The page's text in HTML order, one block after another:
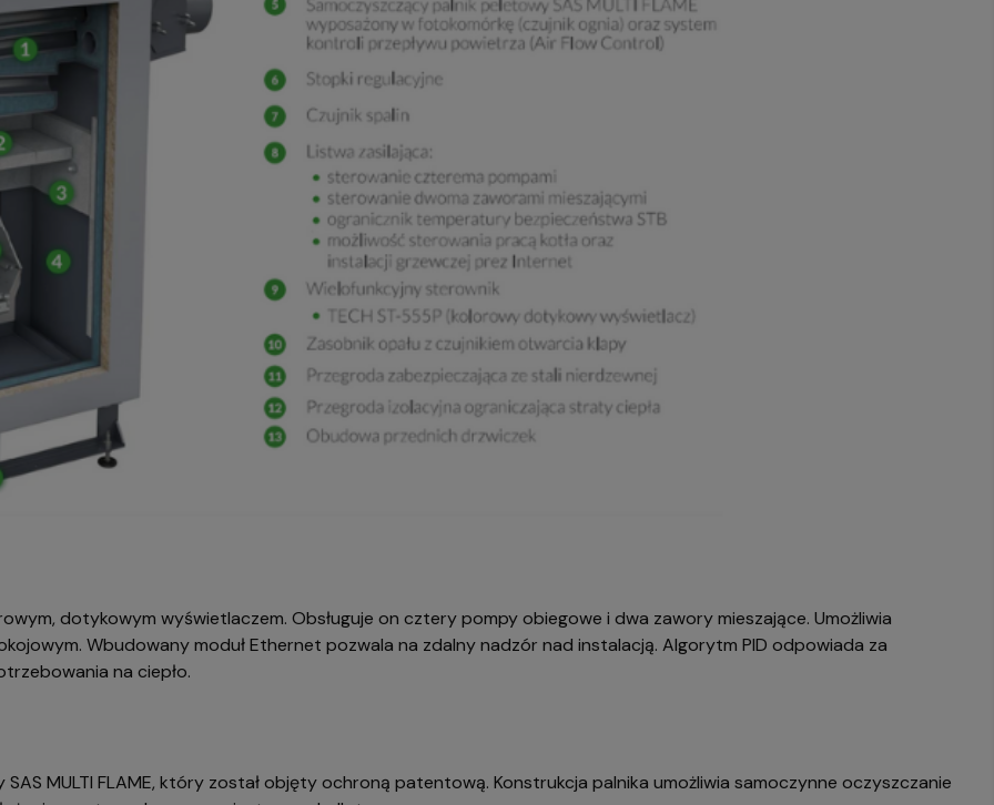
dotykowym wyświetlaczem. Obsługuje on cztery pompy obiegowe i dwa zawory mieszające. Umożliwia
Wbudowany moduł Ethernet pozwala na zdalny nadzór nad instalacją. Algorytm PID odpowiada za
na ciepło.
SAS MULTI FLAME, który został objęty ochroną patentową. Konstrukcja palnika umożliwia samoczynne oczyszczanie